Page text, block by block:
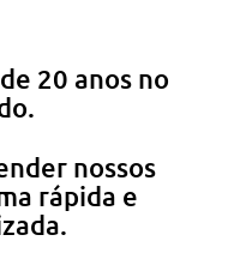
20 anos no
nossos
rápida e